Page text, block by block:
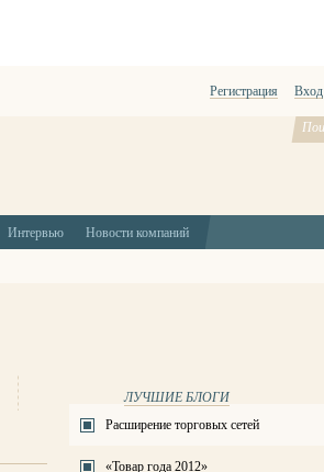
Регистрация Вход
Интервью Новости компаний
ЛУЧШИЕ БЛОГИ
Расширение торговых сетей
«Товар года 2012»